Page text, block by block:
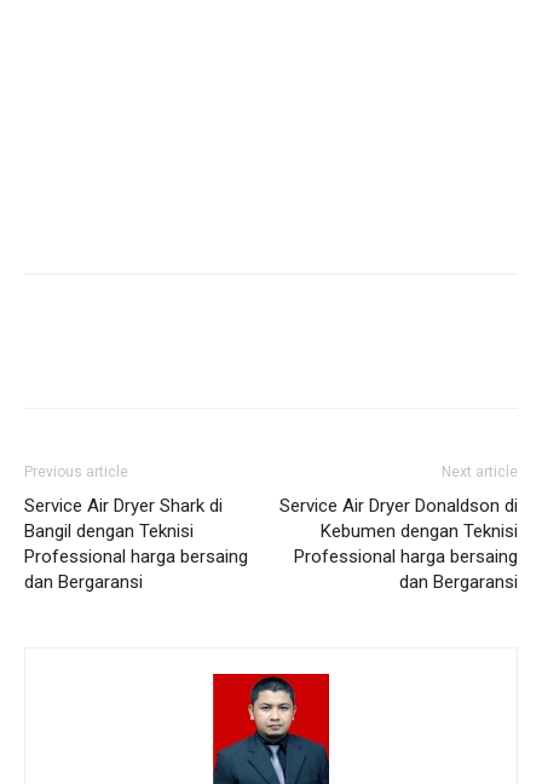
Previous article
Service Air Dryer Shark di
Bangil dengan Teknisi
Professional harga bersaing
dan Bergaransi
Next article
Service Air Dryer Donaldson di
Kebumen dengan Teknisi
Professional harga bersaing
dan Bergaransi